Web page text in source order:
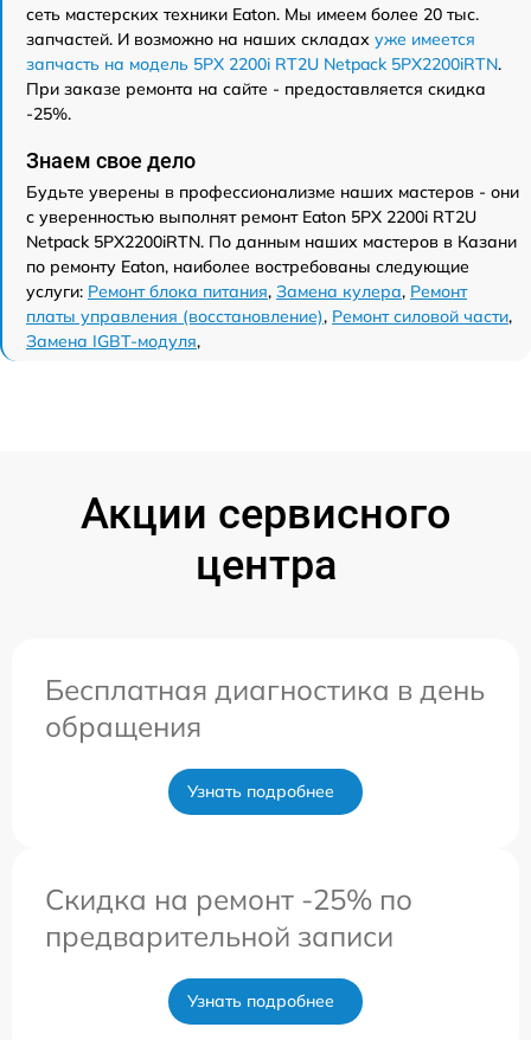
сеть мастерских техники Eaton. Мы имеем более 20 тыс.
запчастей. И возможно на наших складах уже имеется
запчасть на модель 5PX 2200i RT2U Netpack 5PX2200iRTN.
При заказе ремонта на сайте - предоставляется скидка
-25%.
Знаем свое дело
Будьте уверены в профессионализме наших мастеров - они
с уверенностью выполнят ремонт Eaton 5PX 2200i RT2U
Netpack 5PX2200iRTN. По данным наших мастеров в Казани
по ремонту Eaton, наиболее востребованы следующие
услуги: Ремонт блока питания, Замена кулера, Ремонт
платы управления (восстановление), Ремонт силовой части,
Замена IGBT-модуля,
Акции сервисного
центра
Бесплатная диагностика в день
обращения
Узнать подробнее
Скидка на ремонт -25% по
предварительной записи
Узнать подробнее